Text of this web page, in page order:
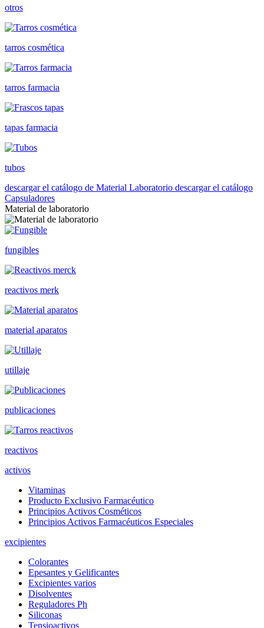
otros
tarros cosmética
tarros farmacia
tapas farmacia
tubos
descargar el catálogo de Material Laboratorio descargar el catálogo
Capsuladores
Material de laboratorio
fungibles
reactivos merk
material aparatos
utillaje
publicaciones
reactivos
activos
Vitaminas
Producto Exclusivo Farmacéutico
Principios Activos Cosméticos
Principios Activos Farmacéuticos Especiales
excipientes
Colorantes
Epesantes y Gelificantes
Excipientes varios
Disolventes
Reguladores Ph
Siliconas
Tensioactivos